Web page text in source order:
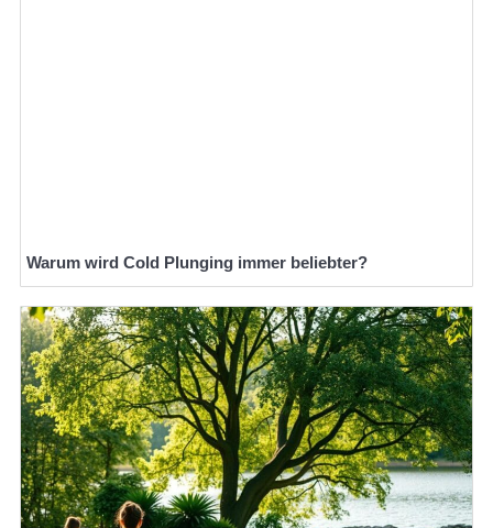
Warum wird Cold Plunging immer beliebter?